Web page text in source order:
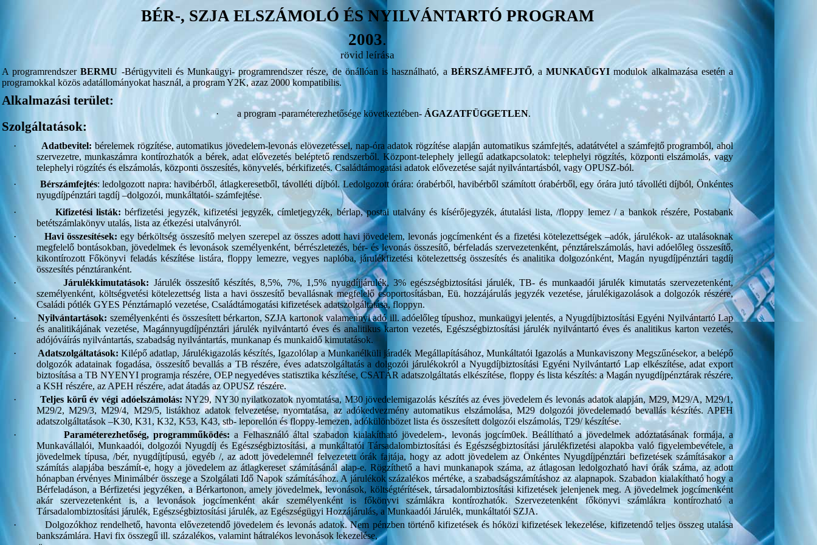
BÉR-, SZJA ELSZÁMOLÓ ÉS NYILVÁNTARTÓ PROGRAM
2003.
rövid leírása
A programrendszerBERMU -Bérügyviteli és Munkaügyi- programrendszer része, de önállóan is használható, a BÉRSZÁMFEJTŐ, aMUNKAÜGYImodulok alkalmazása esetén a
programokkal közös adatállományokat használ, a program Y2K, azaz 2000 kompatibilis.
Alkalmazási terület:
· a program -paraméterezhetősége következtében- ÁGAZATFÜGGETLEN.
Szolgáltatások:
· Adatbevitel: bérelemek rögzítése, automatikus jövedelem-levonás elövezetéssel, nap-óra adatok rögzítése alapján automatikus számfejtés, adatátvétel a számfejtő programból, ahol
szervezetre, munkaszámra kontírozhatók a bérek, adat elővezetés beléptető rendszerből. Központ-telephely jellegű adatkapcsolatok: telephelyi rögzítés, központi elszámolás, vagy
telephelyi rögzítés és elszámolás, központi összesítés, könyvelés, bérkifizetés. Családtámogatási adatok elővezetése saját nyilvántartásból, vagy OPUSZ-ból.
·
Bérszámfejtés: ledolgozott napra: havibérből, átlagkeresetből, távolléti díjból. Ledolgozott órára: órabérből, havibérből számított órabérből, egy órára jutó távolléti díjból, Önkéntes
nyugdíjpénztári tagdíj –dolgozói, munkáltatói- számfejtése.
·
Kifizetési listák:bérfizetési jegyzék, kifizetési jegyzék, címletjegyzék, bérlap, postai utalvány és kísérőjegyzék, átutalási lista, /floppy lemez / a bankok részére, Postabank
betétszámlakönyv utalás, lista az étkezési utalványról.
·
Havi összesítések:egy bérköltség összesítő melyen szerepel az összes adott havi jövedelem, levonás jogcímenként és a fizetési kötelezettségek –adók, járulékok- az utalásoknak
megfelelő bontásokban, jövedelmek és levonások személyenként, bérrészletezés, bér- és levonás összesítő, bérfeladás szervezetenként, pénztárelszámolás, havi adóelőleg összesítő,
kikontírozott Főkönyvi feladás készítése listára, floppy lemezre, vegyes naplóba, járulékfizetési kötelezettség összesítés és analitika dolgozónként, Magán nyugdíjpénztári tagdíj
összesítés pénztáranként.
·
Járulékkimutatások: Járulék összesítő készítés, 8,5%, 7%, 1,5% nyugdíjjárulék, 3% egészségbiztosítási járulék, TB- és munkaadói járulék kimutatás szervezetenként,
személyenként, költségvetési kötelezettség lista a havi összesítő bevallásnak megfelelő csoportosításban, Eü. hozzájárulás jegyzék vezetése, járulékigazolások a dolgozók részére,
Családi pótlék GYES Pénztárnapló vezetése, Családtámogatási kifizetések adatszolgáltatása, floppyn.
·
Nyilvántartások: személyenkénti és összesített bérkarton, SZJA kartonok valamennyi adó ill. adóelőleg típushoz, munkaügyi jelentés, a Nyugdíjbiztosítási Egyéni Nyilvántartó Lap
és analitikájának vezetése, Magánnyugdíjpénztári járulék nyilvántartó éves és analitikus karton vezetés, Egészségbiztosítási járulék nyilvántartó éves és analitikus karton vezetés,
adójóváírás nyilvántartás, szabadság nyilvántartás, munkanap és munkaidő kimutatások.
·
Adatszolgáltatások:Kilépő adatlap, Járulékigazolás készítés, Igazolólap a Munkanélküli járadék Megállapításához, Munkáltatói Igazolás a Munkaviszony Megszűnésekor, a belépő
dolgozók adatainak fogadása, összesítő bevallás a TB részére, éves adatszolgáltatás a dolgozói járulékokról a Nyugdíjbiztosítási Egyéni Nyilvántartó Lap elkészítése, adat export
biztosítása a TB NYENYI programja részére, OEP negyedéves statisztika készítése, CSATÁR adatszolgáltatás elkészítése, floppy és lista készítés: a Magán nyugdíjpénztárak részére,
a KSH részére, az APEH részére, adat átadás az OPUSZ részére.
·
Teljes körű év végi adóelszámolás: NY29, NY30 nyilatkozatok nyomtatása, M30 jövedelemigazolás készítés az éves jövedelem és levonás adatok alapján, M29, M29/A, M29/1,
M29/2, M29/3, M29/4, M29/5, listákhoz adatok felvezetése, nyomtatása, az adókedvezmény automatikus elszámolása, M29 dolgozói jövedelemadó bevallás készítés. APEH
adatszolgáltatások –K30, K31, K32, K53, K43, stb- leporellón és floppy-lemezen, adókülönbözet lista és összesített dolgozói elszámolás, T29/ készítése.
·
Paraméterezhetőség, programműködés: a Felhasználó által szabadon kialakítható jövedelem-, levonás jogcím0ek. Beállítható a jövedelmek adóztatásának formája, a
Munkavállalói, Munkaadói, dolgozói Nyugdíj és Egészségbiztosítási, a munkáltatói Társadalombiztosítási és Egészségbiztosítási járulékfizetési alapokba való figyelembevétele, a
jövedelmek típusa, /bér, nyugdíjtípusú, egyéb /, az adott jövedelemnél felvezetett órák fajtája, hogy az adott jövedelem az Önkéntes Nyugdíjpénztári befizetések számításakor a
számítás alapjába beszámít-e, hogy a jövedelem az átlagkereset számításánál alap-e. Rögzíthető a havi munkanapok száma, az átlagosan ledolgozható havi órák száma, az adott
hónapban érvényes Minimálbér összege a Szolgálati Idő Napok számításához. A járulékok százalékos mértéke, a szabadságszámításhoz az alapnapok. Szabadon kialakítható hogy a
Bérfeladáson, a Bérfizetési jegyzéken, a Bérkartonon, amely jövedelmek, levonások, költségtérítések, társadalombiztosítási kifizetések jelenjenek meg. A jövedelmek jogcímenként
akár szervezetenként is, a levonások jogcímenként akár személyenként is főkönyvi számlákra kontírozhatók. Szervezetenként főkönyvi számlákra kontírozható a
Társadalombiztosítási járulék, Egészségbiztosítási járulék, az Egészségügyi Hozzájárulás, a Munkaadói Járulék, munkáltatói SZJA.
·
Dolgozókhoz rendelhető, havonta elővezetendő jövedelem és levonás adatok. Nem pénzben történő kifizetések és hóközi kifizetések lekezelése, kifizetendő teljes összeg utalása
bankszámlára. Havi fix összegű ill. százalékos, valamint hátralékos levonások lekezelése,